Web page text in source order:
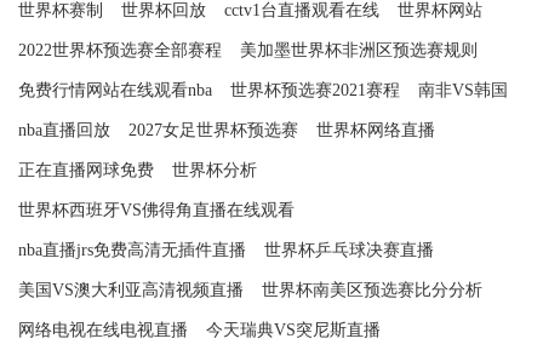
世界杯赛制 世界杯回放 cctv1台直播观看在线 世界杯网站
2022世界杯预选赛全部赛程 美加墨世界杯非洲区预选赛规则
免费行情网站在线观看nba 世界杯预选赛2021赛程 南非VS韩国
nba直播回放 2027女足世界杯预选赛 世界杯网络直播
正在直播网球免费 世界杯分析
世界杯西班牙VS佛得角直播在线观看
nba直播jrs免费高清无插件直播 世界杯乒乓球决赛直播
美国VS澳大利亚高清视频直播 世界杯南美区预选赛比分分析
网络电视在线电视直播 今天瑞典VS突尼斯直播